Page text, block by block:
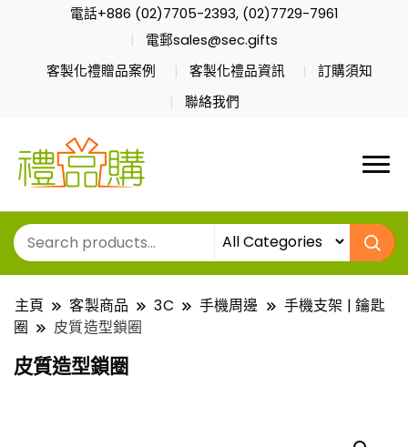
電話+886 (02)7705-2393, (02)7729-7961
電郵sales@sec.gifts
客製化禮贈品案例
客製化禮品資訊
訂購須知
聯絡我們
主頁 客製商品 3C 手機周邊
手機支架 | 鑰匙
圈
皮質造型鎖圈
皮質造型鎖圈